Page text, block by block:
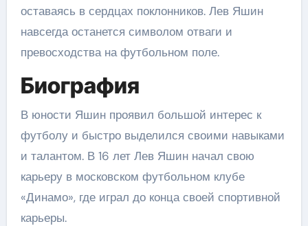
оставаясь в сердцах поклонников. Лев Яшин
навсегда останется символом отваги и
превосходства на футбольном поле.
Биография
В юности Яшин проявил большой интерес к
футболу и быстро выделился своими навыками
и талантом. В 16 лет Лев Яшин начал свою
карьеру в московском футбольном клубе
«Динамо», где играл до конца своей спортивной
карьеры.